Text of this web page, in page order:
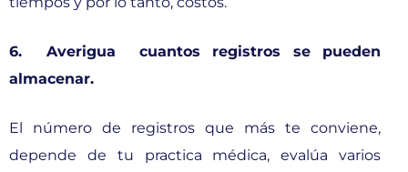
6. Averigua cuantos registros se pueden
almacenar.
El número de registros que más te conviene,
depende de tu practica médica, evalúa varios